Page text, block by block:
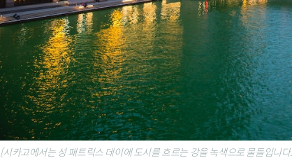
[시카고에서는 성 패트릭스 데이에 도시를 흐르는 강을 녹색으로 물들입니다